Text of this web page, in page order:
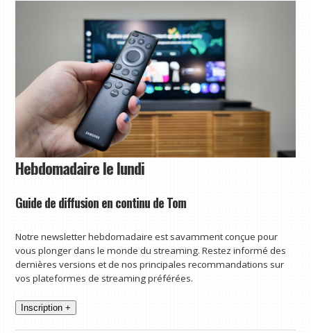
Hebdomadaire le lundi
Guide de diffusion en continu de Tom
Notre newsletter hebdomadaire est savamment conçue pour
vous plonger dans le monde du streaming. Restez informé des
dernières versions et de nos principales recommandations sur
vos plateformes de streaming préférées.
Inscription +